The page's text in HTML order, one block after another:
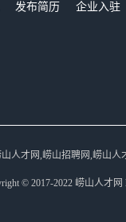
发布简历 企业入驻
山人才网,崂山招聘网,崂山人
© 2017-2022 崂山人才网